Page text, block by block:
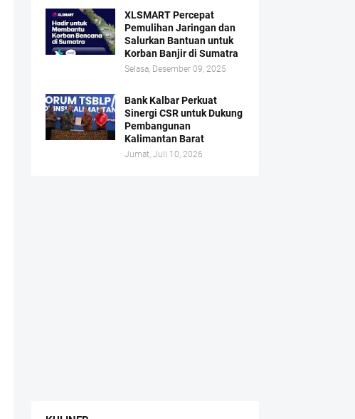
XLSMART Percepat
Pemulihan Jaringan dan
Salurkan Bantuan untuk
Korban Banjir di Sumatra
Selasa, Desember 09, 2025
Bank Kalbar Perkuat
Sinergi CSR untuk Dukung
Pembangunan
Kalimantan Barat
Jumat, Juli 10, 2026